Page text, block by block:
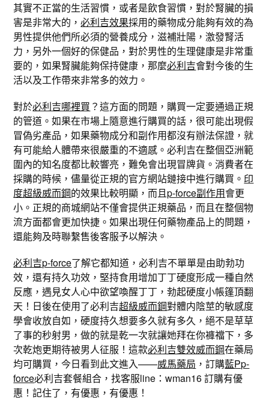
其實不正當的生活習慣，或者是飲食習慣，對於腎臟的損
害是非常大的，必利吉效果採用的藥物成分能夠有效的為
男性提供他們所必須的營養成分，滋補壯陽，激發腎活
力，另外一個好的保健品，對於男性的生理健康是非常重
要的，如果腎臟能夠保持健康，那麼必利吉會對今後的生
活以及工作帶來非常多的效力。
對於必利吉哪裡買 ？這方面的問題，購買一定要通過正規
的管道。如果在市場上隨意進行購買的話，很可能出現假
冒偽劣產品，如果藥物成分和副作用都沒有辦法保證，就
有可能給人體帶來很嚴重的不適感。必利吉在整個亞洲範
圍內的知名度都比較響亮，難免會出現冒牌貨。消費者在
採購的時候，儘量從正規的官方網站鏈接中進行購買。 印
度超級威而鋼的效果比較明顯，而且p-force副作用會更
小。正規的商城網站不僅會提供正規藥品，而且在整個物
流方面都會更加快捷。如果出現任何藥物產品上的問題，
還能夠及時聯繫售後客服予以解決。
必利吉p-force了解它都知道，必利吉不單單是由助勃功
效，還有持久功效，堅持食用增加丁丁硬度形成一種自然
反應，遇見女人心中欲望喚醒丁丁，勃起硬度小帳篷頂翻
天！日後在使用了必利吉超級威而鋼對體内陰莖的敏感度
學會收放自如，硬度持久想要多久就有多久，絕不是草草
了事的秒射男，做的就是乾一次就讓她拜在你褲襠下，多
次乾炮更期待被男人征服！這款必利吉雙效威而鋼在藥局
均可購買，今日看到此文進入——威馬藥局 ，訂購藍Pp-
force必利吉套餐組合，找客服line：wman16 訂購有優
惠！記住了，有優惠，有優惠！